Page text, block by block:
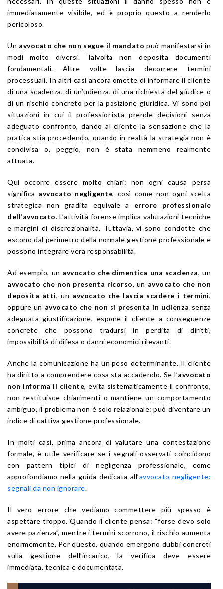
immediatamente visibile, ed è proprio questo a renderlo
pericoloso.
Un avvocato che non segue il mandato può manifestarsi in
modi molto diversi. Talvolta non deposita documenti
fondamentali. Altre volte lascia decorrere termini
processuali. In altri casi ancora omette di informare il cliente
di una scadenza, di un’udienza, di una richiesta del giudice o
di un rischio concreto per la posizione giuridica. Vi sono poi
situazioni in cui il professionista prende decisioni senza
adeguato confronto, dando al cliente la sensazione che la
pratica stia procedendo, quando in realtà la strategia non è
condivisa o, peggio, non è stata nemmeno realmente
attuata.
Qui occorre essere molto chiari: non ogni causa persa
significa avvocato negligente, così come non ogni scelta
strategica non gradita equivale a errore professionale
dell’avvocato. L’attività forense implica valutazioni tecniche
e margini di discrezionalità. Tuttavia, vi sono condotte che
escono dal perimetro della normale gestione professionale e
possono integrare vera responsabilità.
Ad esempio, un avvocato che dimentica una scadenza, un
avvocato che non presenta ricorso, un avvocato che non
deposita atti, un avvocato che lascia scadere i termini,
oppure un avvocato che non si presenta in udienza senza
adeguata giustificazione, espone il cliente a conseguenze
concrete che possono tradursi in perdita di diritti,
impossibilità di difesa o danni economici rilevanti.
Anche la comunicazione ha un peso determinante. Il cliente
ha diritto a comprendere cosa sta accadendo. Se l’avvocato
non informa il cliente, evita sistematicamente il confronto,
non restituisce chiarimenti o mantiene un comportamento
ambiguo, il problema non è solo relazionale: può diventare un
indice di cattiva gestione professionale.
In molti casi, prima ancora di valutare una contestazione
formale, è utile verificare se i segnali osservati coincidono
con pattern tipici di negligenza professionale, come
approfondiamo nella guida dedicata all’avvocato negligente:
segnali da non ignorare.
Il vero errore che vediamo commettere più spesso è
aspettare troppo. Quando il cliente pensa: “forse devo solo
avere pazienza”, mentre i termini scorrono, il rischio aumenta
enormemente. Per questo, quando emergono dubbi concreti
sulla gestione dell’incarico, la verifica deve essere
immediata, tecnica e documentata.